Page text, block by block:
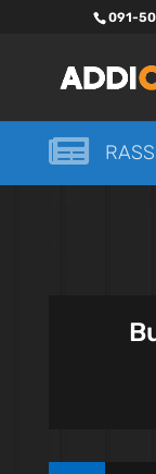
091-
